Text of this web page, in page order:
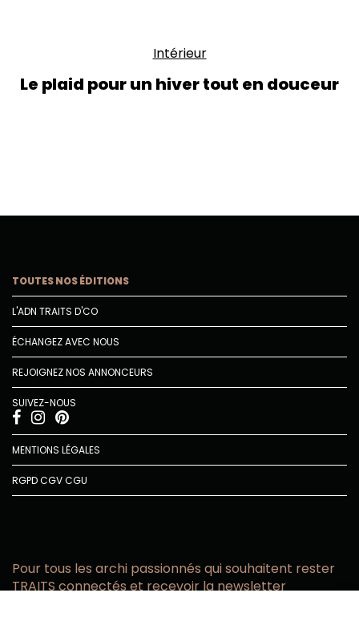
Intérieur
Le plaid pour un hiver tout en douceur
TOUTES NOS ÉDITIONS
L'ADN TRAITS D'CO
ÉCHANGEZ AVEC NOUS
REJOIGNEZ NOS ANNONCEURS
SUIVEZ-NOUS
MENTIONS LÉGALES
RGPDCGVCGU
Pour tous les archi passionnés qui souhaitent rester
TRAITS connectés et recevoir la newsletter